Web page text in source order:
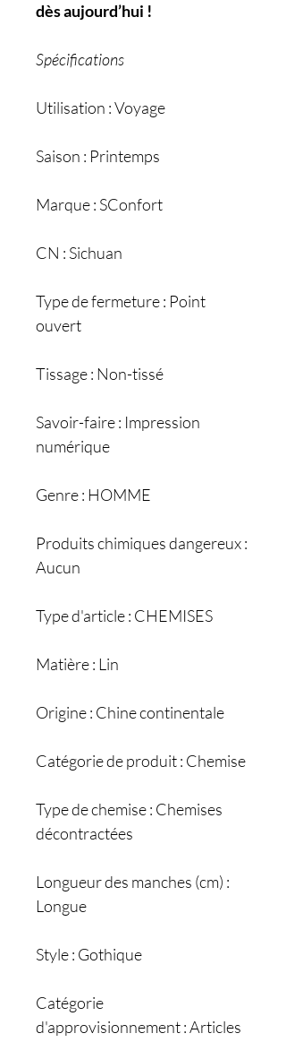
dès aujourd’hui !
Spécifications
Utilisation : Voyage
Saison : Printemps
Marque : SConfort
CN : Sichuan
Type de fermeture : Point
ouvert
Tissage : Non-tissé
Savoir-faire : Impression
numérique
Genre : HOMME
Produits chimiques dangereux :
Aucun
Type d'article : CHEMISES
Matière : Lin
Origine : Chine continentale
Catégorie de produit : Chemise
Type de chemise : Chemises
décontractées
Longueur des manches (cm) :
Longue
Style : Gothique
Catégorie
d'approvisionnement : Articles